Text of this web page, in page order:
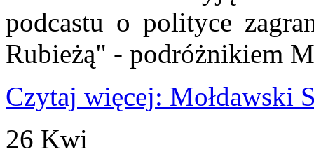
podcastu o polityce
Rubieżą" - podróżnikiem
Czytaj więcej: Mołdawski
26 Kwi